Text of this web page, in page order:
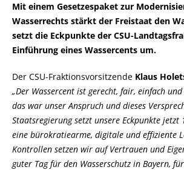
Mit einem Gesetzespaket zur
Wasserrechts stärkt der Freistaat den
setzt die Eckpunkte der CSU-
Einführung eines Wassercents um.
Der CSU-Fraktionsvorsitzende Klaus
Der Wassercent ist gerecht, fair, einfach
das war unser Anspruch und dieses
Staatsregierung setzt unsere Eckpunkte
eine bürokratiearme, digitale und effiziente
Kontrollen setzen wir auf Vertrauen und
guter Tag für den Wasserschutz in Bayern,